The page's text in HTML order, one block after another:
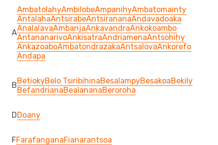
A
AmbatolahyAmbilobeAmpanihyAmbatomainty
AntalahaAntsirabeAntsirananaAndavadoaka
AnalalavaAmbanjaAnkavandraAnkokoambo
AntananarivoAnkisatraAndriamenaAntsohihy
AnkazoaboAmbatondrazakaAntsalovaAnkorefo
Andapa
BBetiokyBelo TsiribihinaBesalampyBesakoaBekily
BefandrianaBealananaBeroroha
DDoany
FFarafanganaFianarantsoa